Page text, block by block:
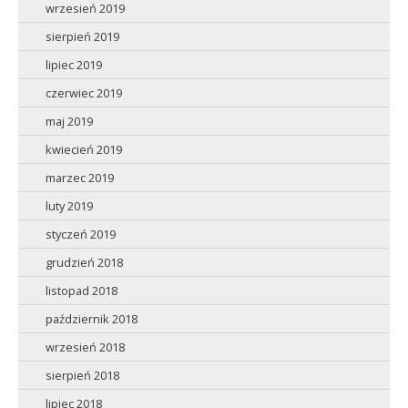
wrzesień 2019
sierpień 2019
lipiec 2019
czerwiec 2019
maj 2019
kwiecień 2019
marzec 2019
luty 2019
styczeń 2019
grudzień 2018
listopad 2018
październik 2018
wrzesień 2018
sierpień 2018
lipiec 2018